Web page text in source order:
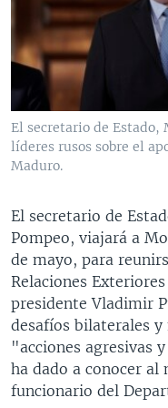
VENEZUELA
BRASIL
NICARAGUA
ECONOMÍA
ENTRETENIMIENTO Y
TECNOLOGÍA
DEPORTES
CIENCIA Y SALUD
MULTIMEDIA
VIDEOS
FOTOGRAFÍA
AUDIOS
PROGRAMAS TV
EL MUNDO AL DÍA
FORO
VISIÓN 360
PANORAMA
RADIO
AVANCE
AUDIONOTICIAS
ESTADOS UNIDOS AL
EL MUNDO AL DÍA
FORO [RADIO]
DEPORTIVO
NOTA ECONÓMICA
ENTRETENIMIENTO
DIRECT
DOCUMENTALES DE LA
SÍGANOS
Idiomas
El secretario de Estado,
líderes rusos sobre el
Maduro.
El secretario de
Pompeo, viajará a
de mayo, para
Relaciones
presidente Vladimir
desafíos bilaterales
"acciones agresivas
ha dado a conocer al
funcionario del